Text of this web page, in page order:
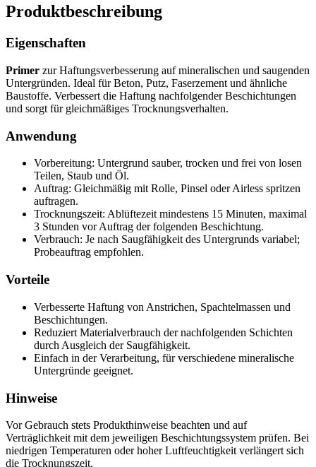
Produktbeschreibung
Eigenschaften
Primer zur Haftungsverbesserung auf mineralischen und saugenden
Untergründen. Ideal für Beton, Putz, Faserzement und ähnliche
Baustoffe. Verbessert die Haftung nachfolgender Beschichtungen
und sorgt für gleichmäßiges Trocknungsverhalten.
Anwendung
Vorbereitung: Untergrund sauber, trocken und frei von losen
Teilen, Staub und Öl.
Auftrag: Gleichmäßig mit Rolle, Pinsel oder Airless spritzen
auftragen.
Trocknungszeit: Ablüftezeit mindestens 15 Minuten, maximal
3 Stunden vor Auftrag der folgenden Beschichtung.
Verbrauch: Je nach Saugfähigkeit des Untergrunds variabel;
Probeauftrag empfohlen.
Vorteile
Verbesserte Haftung von Anstrichen, Spachtelmassen und
Beschichtungen.
Reduziert Materialverbrauch der nachfolgenden Schichten
durch Ausgleich der Saugfähigkeit.
Einfach in der Verarbeitung, für verschiedene mineralische
Untergründe geeignet.
Hinweise
Vor Gebrauch stets Produkthinweise beachten und auf
Verträglichkeit mit dem jeweiligen Beschichtungssystem prüfen. Bei
niedrigen Temperaturen oder hoher Luftfeuchtigkeit verlängert sich
die Trocknungszeit.